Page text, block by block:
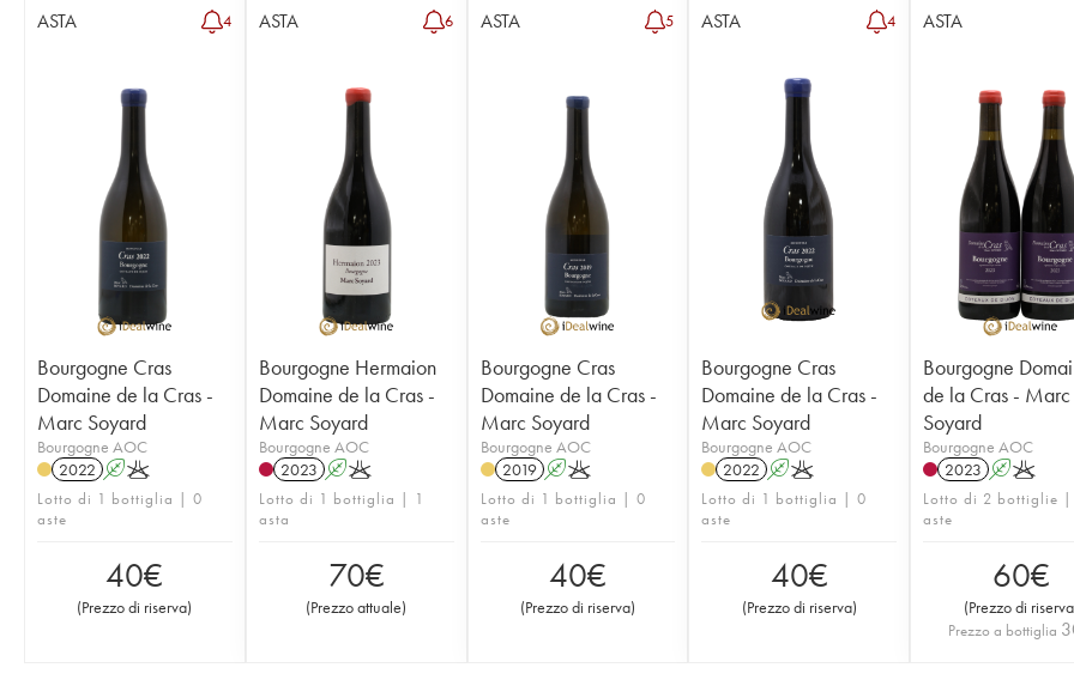
ASTA 4
Bourgogne Cras
Domaine de la Cras -
Marc Soyard
Bourgogne AOC
2022 AK
Lotto di 1 bottiglia | 0
aste
40€
(Prezzo di riserva)
ASTA 6
Bourgogne Hermaion
Domaine de la Cras -
Marc Soyard
Bourgogne AOC
2023 AK
Lotto di 1 bottiglia | 1
asta
70€
(Prezzo attuale)
ASTA 5
Bourgogne Cras
Domaine de la Cras -
Marc Soyard
Bourgogne AOC
2019 AK
Lotto di 1 bottiglia | 0
aste
40€
(Prezzo di riserva)
ASTA 4
Bourgogne Cras
Domaine de la Cras -
Marc Soyard
Bourgogne AOC
2022 AK
Lotto di 1 bottiglia | 0
aste
40€
(Prezzo di riserva)
ASTA
Bourgogne
de la Cras - Marc
Soyard
Bourgogne AOC
2023 AK
Lotto di 2 bottiglie
aste
60€
(Prezzo di riserva
Prezzo a bottiglia